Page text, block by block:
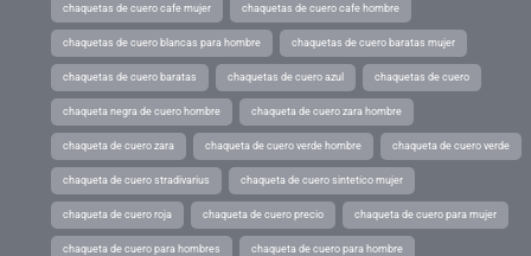
chaquetas de cuero cafe mujer chaquetas de cuero cafe hombre
chaquetas de cuero blancas para hombre chaquetas de cuero baratas mujer
chaquetas de cuero baratas chaquetas de cuero azul chaquetas de cuero
chaqueta negra de cuero hombre chaqueta de cuero zara hombre
chaqueta de cuero zara chaqueta de cuero verde hombre chaqueta de cuero verde
chaqueta de cuero stradivarius chaqueta de cuero sintetico mujer
chaqueta de cuero roja chaqueta de cuero precio chaqueta de cuero para mujer
chaqueta de cuero para hombres chaqueta de cuero para hombre